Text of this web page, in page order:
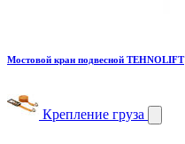
Мостовой кран подвесной TEHNOLIFT
Крепление груза